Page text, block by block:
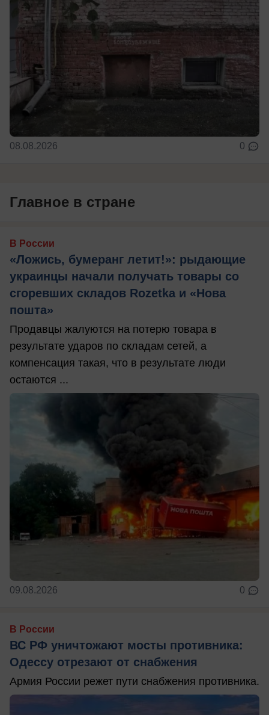
08.08.2026 0
Главное в стране
В России
«Ложись, бумеранг летит!»: рыдающие
украинцы начали получать товары со
сгоревших складов Rozetka и «Нова
пошта»
Продавцы жалуются на потерю товара в
результате ударов по складам сетей, а
компенсация такая, что в результате люди
остаются ...
09.08.2026 0
В России
ВС РФ уничтожают мосты противника:
Одессу отрезают от снабжения
Армия России режет пути снабжения противника.